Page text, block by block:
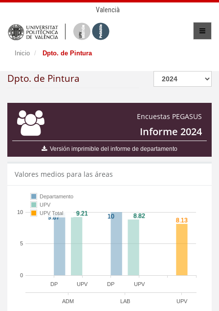
Valencià
Inicio Dpto. de Pintura
Dpto. de Pintura
Encuestas PEGASUS
Informe 2024
Versión imprimible del informe de departamento
Valores medios para las áreas
DP DP
UPV UPV
ADM LAB UPV
0
5
10
Departamento
UPV
UPV Total